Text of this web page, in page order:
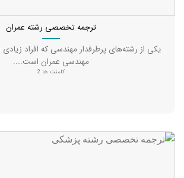
ترجمه تخصصی رشته عمران
یکی از رشته‌های پرطرفدار مهندسی که افراد زیادی
مهندسی عمران است....
کامنت ها 2